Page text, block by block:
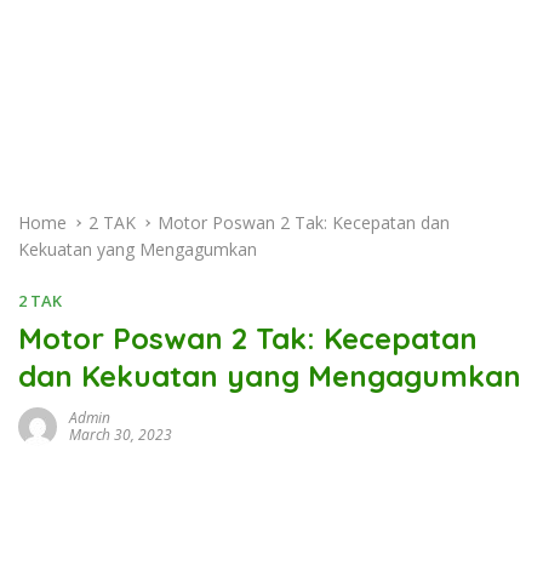
Home 2 TAK
Motor Poswan 2 Tak: Kecepatan dan
Kekuatan yang Mengagumkan
2 TAK
Motor Poswan 2 Tak: Kecepatan
dan Kekuatan yang Mengagumkan
Admin
March 30, 2023